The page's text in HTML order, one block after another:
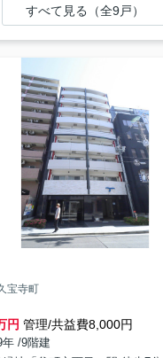
すべて見る（全9戸）
宝寺町
円 管理/共益費8,000円
/9階建